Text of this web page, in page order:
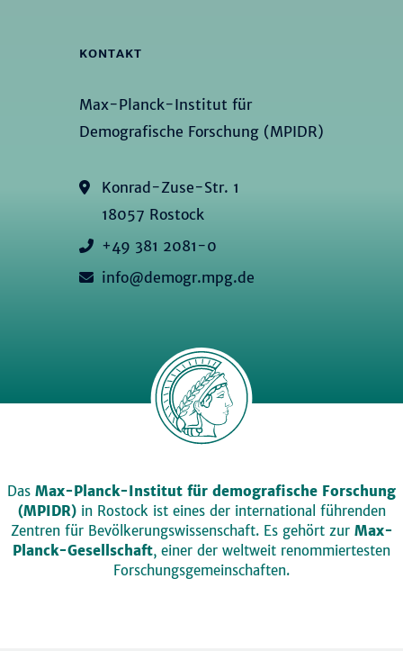
KONTAKT
Max-Planck-Institut für
Demografische Forschung (MPIDR)
Konrad-Zuse-Str. 1
18057 Rostock
+49 381 2081-0
info@demogr.mpg.de
Das Max-Planck-Institut für demografische Forschung
(MPIDR)in Rostock ist eines der international führenden
Zentren für Bevölkerungswissenschaft. Es gehört zur Max-
Planck-Gesellschaft, einer der weltweit renommiertesten
Forschungsgemeinschaften.